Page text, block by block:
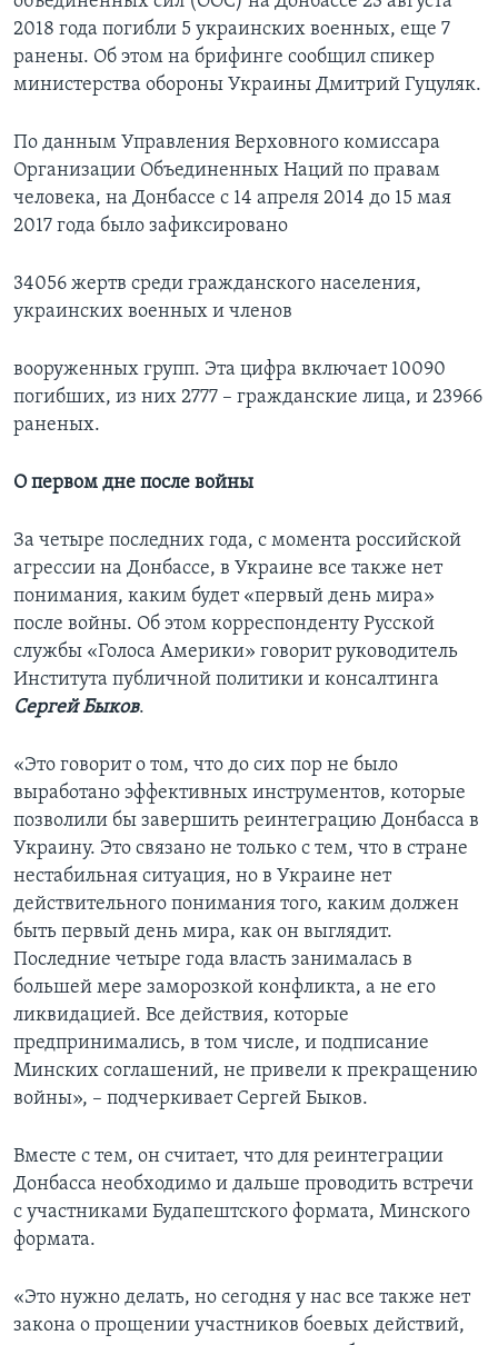
2018 года погибли 5 украинских военных, еще 7
ранены. Об этом на брифинге сообщил спикер
министерства обороны Украины Дмитрий Гуцуляк.
По данным Управления Верховного комиссара
Организации Объединенных Наций по правам
человека, на Донбассе с 14 апреля 2014 до 15 мая
2017 года было зафиксировано
34056 жертв среди гражданского населения,
украинских военных и членов
вооруженных групп. Эта цифра включает 10090
погибших, из них 2777 – гражданские лица, и 23966
раненых.
О первом дне после войны
За четыре последних года, с момента российской
агрессии на Донбассе, в Украине все также нет
понимания, каким будет «первый день мира»
после войны. Об этом корреспонденту Русской
службы «Голоса Америки» говорит руководитель
Института публичной политики и консалтинга
Сергей Быков.
«Это говорит о том, что до сих пор не было
выработано эффективных инструментов, которые
позволили бы завершить реинтеграцию Донбасса в
Украину. Это связано не только с тем, что в стране
нестабильная ситуация, но в Украине нет
действительного понимания того, каким должен
быть первый день мира, как он выглядит.
Последние четыре года власть занималась в
большей мере заморозкой конфликта, а не его
ликвидацией. Все действия, которые
предпринимались, в том числе, и подписание
Минских соглашений, не привели к прекращению
войны», – подчеркивает Сергей Быков.
Вместе с тем, он считает, что для реинтеграции
Донбасса необходимо и дальше проводить встречи
с участниками Будапештского формата, Минского
формата.
«Это нужно делать, но сегодня у нас все также нет
закона о прощении участников боевых действий,